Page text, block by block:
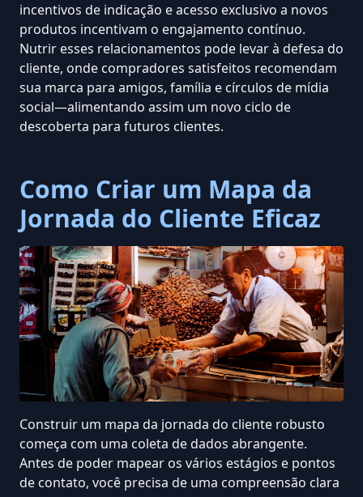
incentivos de indicação e acesso exclusivo a novos
produtos incentivam o engajamento contínuo.
Nutrir esses relacionamentos pode levar à defesa do
cliente, onde compradores satisfeitos recomendam
sua marca para amigos, família e círculos de mídia
social—alimentando assim um novo ciclo de
descoberta para futuros clientes.
Como Criar um Mapa da
Jornada do Cliente Eficaz
Construir um mapa da jornada do cliente robusto
começa com uma coleta de dados abrangente.
Antes de poder mapear os vários estágios e pontos
de contato, você precisa de uma compreensão clara